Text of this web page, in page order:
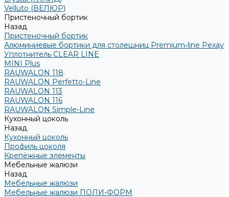
Velluto (ВЕЛЮР)
Пристеночный бортик
Назад
Пристеночный бортик
Алюминиевые бортики для столешниц Premium‑line Рехау
Уплотнитель CLEAR LINE
MINI Plus
RAUWALON 118
RAUWALON Perfetto-Line
RAUWALON 113
RAUWALON 116
RAUWALON Simple-Line
Кухонный цоколь
Назад
Кухонный цоколь
Профиль цоколя
Крепёжные элементы
Мебельные жалюзи
Назад
Мебельные жалюзи
Мебельные жалюзи ПОЛИ-ФОРМ